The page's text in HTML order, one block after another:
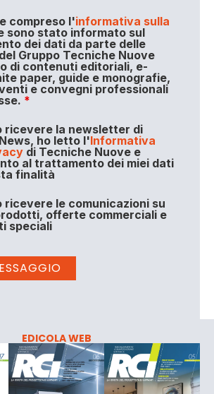
compreso l'informativa sulla
sono stato informato sul
dei dati da parte delle
Gruppo Tecniche Nuove
di contenuti editoriali, e-
paper, guide e monografie,
e convegni professionali
*
ricevere la newsletter di
ho letto l'Informativa
di Tecniche Nuove e
al trattamento dei miei dati
finalità
ricevere le comunicazioni su
offerte commerciali e
speciali
EDICOLA WEB